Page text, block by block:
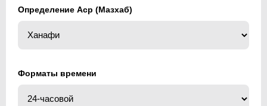
Определение Аср (Мазхаб)
Форматы времени